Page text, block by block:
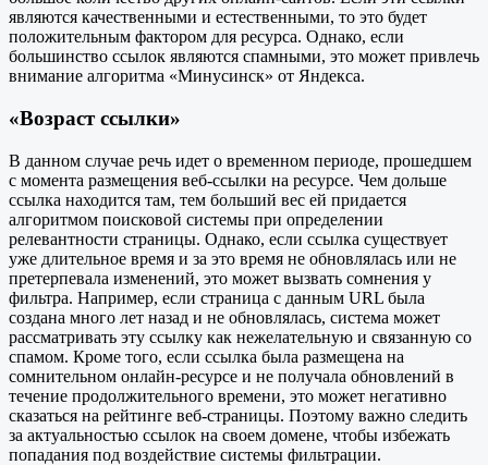
являются качественными и естественными, то это будет
положительным фактором для ресурса. Однако, если
большинство ссылок являются спамными, это может привлечь
внимание алгоритма «Минусинск» от Яндекса.
«Возраст ссылки»
В данном случае речь идет о временном периоде, прошедшем
с момента размещения веб-ссылки на ресурсе. Чем дольше
ссылка находится там, тем больший вес ей придается
алгоритмом поисковой системы при определении
релевантности страницы. Однако, если ссылка существует
уже длительное время и за это время не обновлялась или не
претерпевала изменений, это может вызвать сомнения у
фильтра. Например, если страница с данным URL была
создана много лет назад и не обновлялась, система может
рассматривать эту ссылку как нежелательную и связанную со
спамом. Кроме того, если ссылка была размещена на
сомнительном онлайн-ресурсе и не получала обновлений в
течение продолжительного времени, это может негативно
сказаться на рейтинге веб-страницы. Поэтому важно следить
за актуальностью ссылок на своем домене, чтобы избежать
попадания под воздействие системы фильтрации.